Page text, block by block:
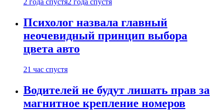
2 года спустя2 года спустя
Психолог назвала главный
неочевидный принцип выбора
цвета авто
21 час спустя
Водителей не будут лишать прав за
магнитное крепление номеров